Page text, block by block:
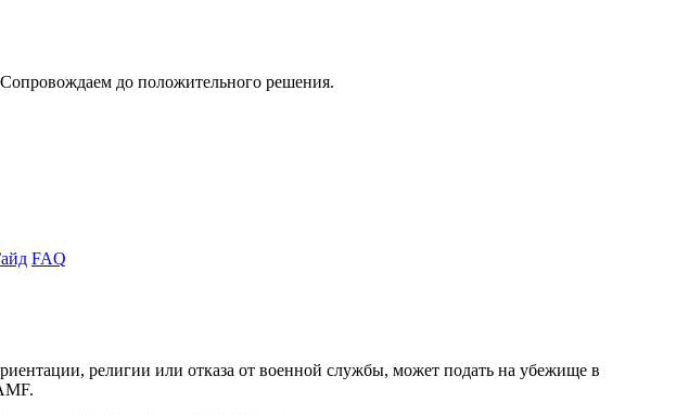
до положительного решения.
FAQ
религии или отказа от военной службы, может подать на убежище в